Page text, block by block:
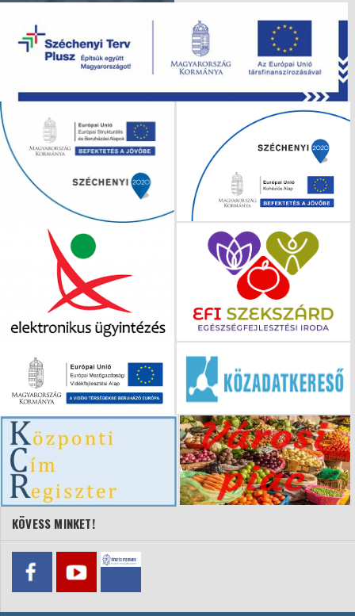
KÖVESS MINKET!